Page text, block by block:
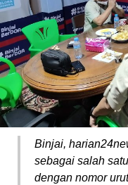
Binjai,
sebagai salah
dengan nomor